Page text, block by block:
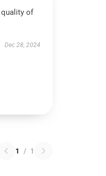
quality of
Dec 28, 2024
1 / 1